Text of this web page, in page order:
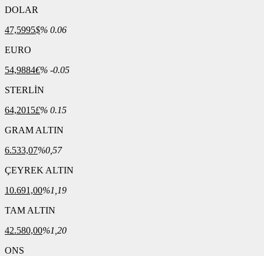
DOLAR
47,5995$% 0.06
EURO
54,9884€% -0.05
STERLİN
64,2015£% 0.15
GRAM ALTIN
6.533,07%0,57
ÇEYREK ALTIN
10.691,00%1,19
TAM ALTIN
42.580,00%1,20
ONS